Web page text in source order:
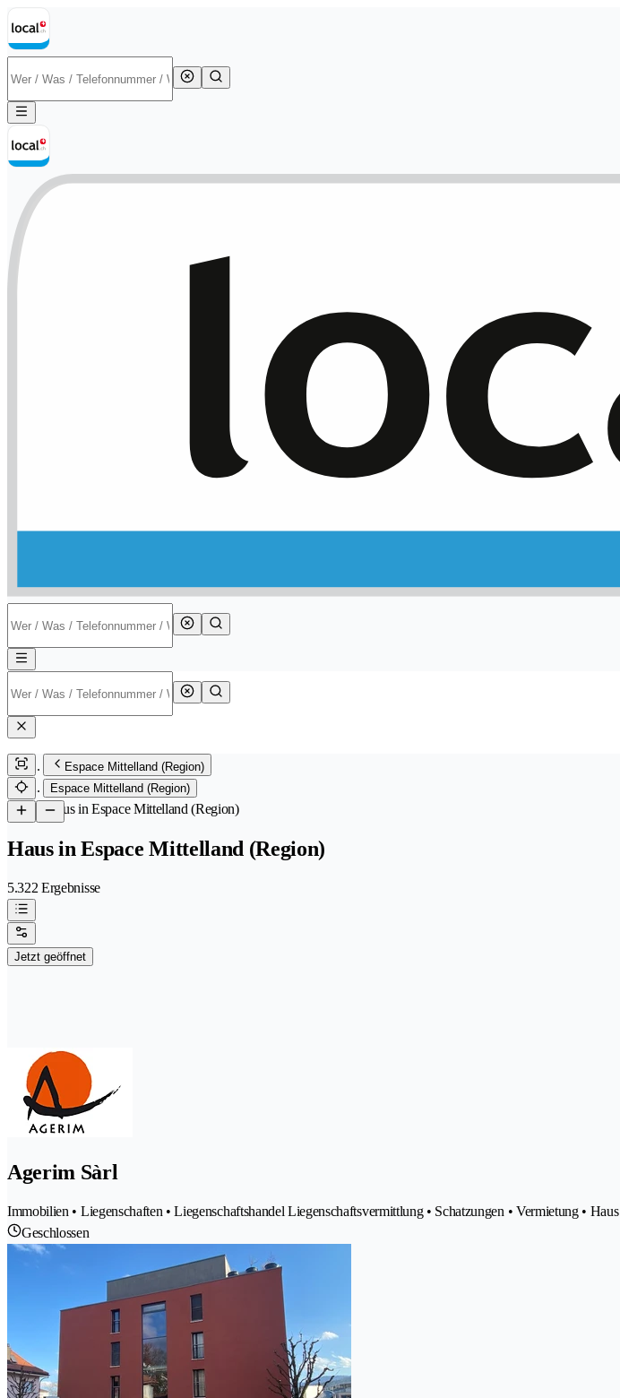
Espace Mittelland (Region)
Espace Mittelland (Region)
/Haus in Espace Mittelland (Region)
Haus in Espace Mittelland (Region)
5.322 Ergebnisse
Jetzt geöffnet
Agerim Sàrl
Immobilien • Liegenschaften • Liegenschaftshandel Liegenschaftsvermittlung • Schatzungen • Vermietung • Haus
Geschlossen